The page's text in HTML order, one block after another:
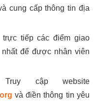
cung cấp thông tin địa
tiếp các điểm giao
để được nhân viên
cập website
và điền thông tin yêu